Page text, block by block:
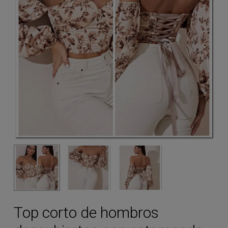
Top corto de hombros